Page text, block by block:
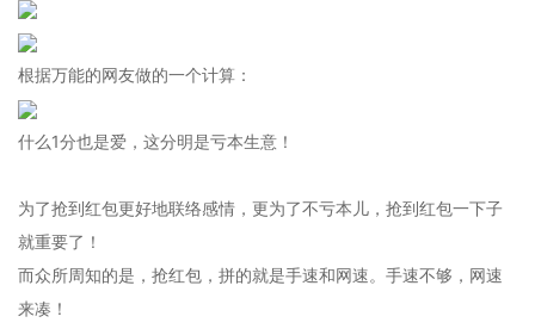
根据万能的网友做的一个计算：
什么1分也是爱，这分明是亏本生意！
为了抢到红包更好地联络感情，更为了不亏本儿，抢到红包一下子
就重要了！
而众所周知的是，抢红包，拼的就是手速和网速。手速不够，网速
来凑！